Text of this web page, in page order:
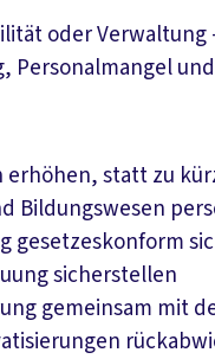
oder
Personalmangel
statt zu
Bildungswesen
gesetzeskonform
sicherstellen
gemeinsam mit